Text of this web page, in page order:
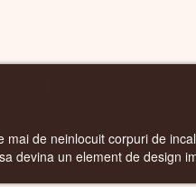
de neinlocuit corpuri de
devina un element de design